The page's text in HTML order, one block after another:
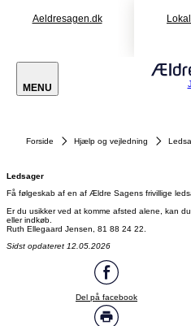
Aeldresagen.dk
MENU
Forside Hjælp og vejledning
Ledsager
Få følgeskab af en af Ældre Sagens frivillige
Er du usikker ved at komme afsted alene, kan
eller indkøb.
Sidst opdateret 12.05.2026
Del på facebook